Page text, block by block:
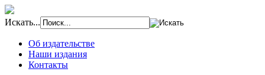
Искать...
Об издательстве
Наши издания
Контакты